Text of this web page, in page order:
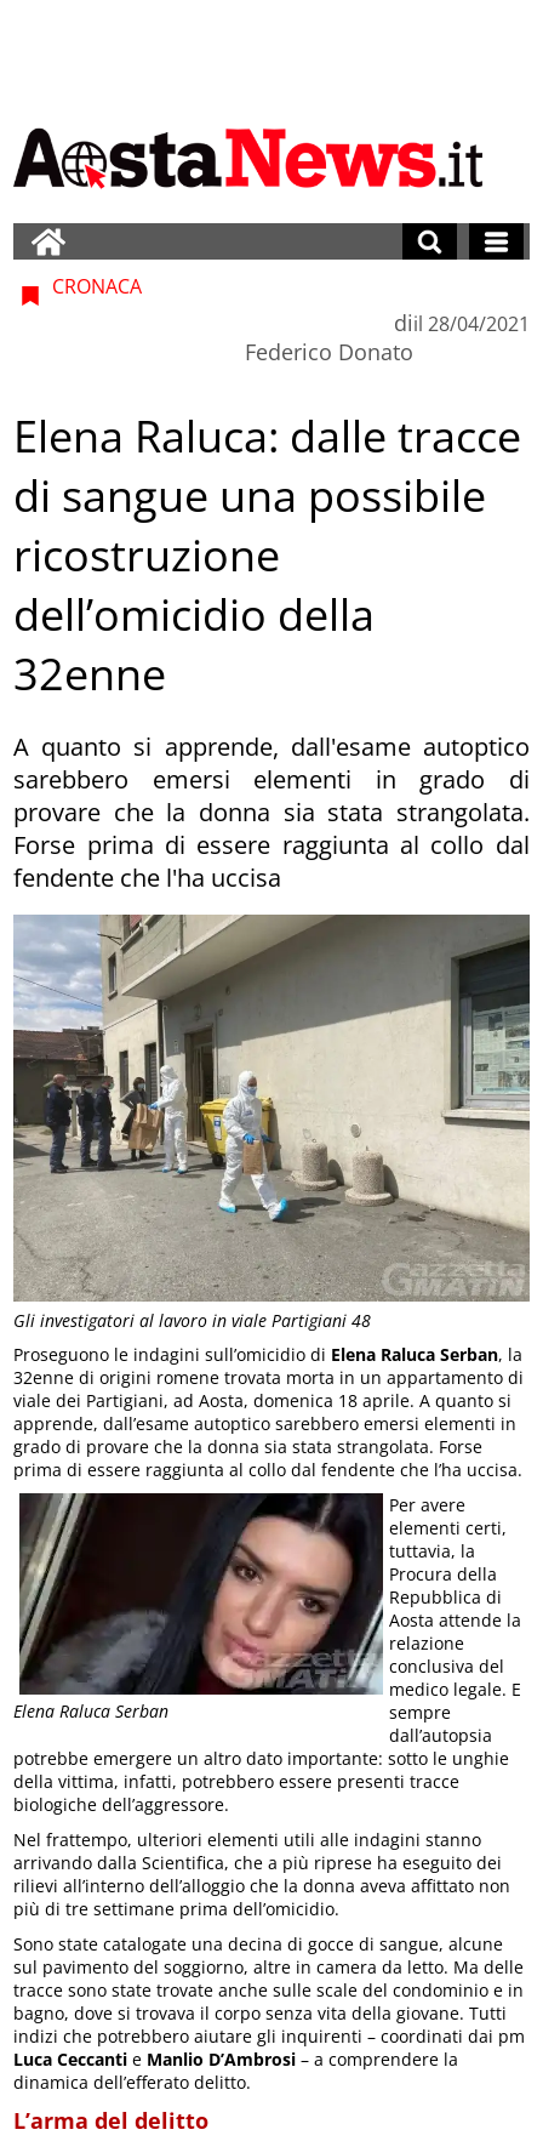
Gli investigatori al lavoro in viale Partigiani 48
CRONACA
di
Federico Donato
il 28/04/2021
Elena Raluca: dalle tracce
di sangue una possibile
ricostruzione
dell’omicidio della
32enne
A quanto si apprende, dall'esame autoptico
sarebbero emersi elementi in grado di
provare che la donna sia stata strangolata.
Forse prima di essere raggiunta al collo dal
fendente che l'ha uccisa
Proseguono le indagini sull’omicidio di Elena Raluca Serban, la
32enne di origini romene trovata morta in un appartamento di
viale dei Partigiani, ad Aosta, domenica 18 aprile. A quanto si
apprende, dall’esame autoptico sarebbero emersi elementi in
grado di provare che la donna sia stata strangolata. Forse
prima di essere raggiunta al collo dal fendente che l’ha uccisa.
Elena Raluca Serban
Per avere
elementi certi,
tuttavia, la
Procura della
Repubblica di
Aosta attende la
relazione
conclusiva del
medico legale. E
sempre
dall’autopsia
potrebbe emergere un altro dato importante: sotto le unghie
della vittima, infatti, potrebbero essere presenti tracce
biologiche dell’aggressore.
Nel frattempo, ulteriori elementi utili alle indagini stanno
arrivando dalla Scientifica, che a più riprese ha eseguito dei
rilievi all’interno dell’alloggio che la donna aveva affittato non
più di tre settimane prima dell’omicidio.
Sono state catalogate una decina di gocce di sangue, alcune
sul pavimento del soggiorno, altre in camera da letto. Ma delle
tracce sono state trovate anche sulle scale del condominio e in
bagno, dove si trovava il corpo senza vita della giovane. Tutti
indizi che potrebbero aiutare gli inquirenti – coordinati dai pm
Luca Ceccanti e Manlio D’Ambrosi – a comprendere la
dinamica dell’efferato delitto.
L’arma del delitto